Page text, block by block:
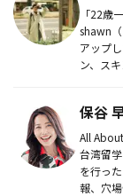
「22歳
shawn
アップ
ン、ス
保谷
All
台湾留
を行っ
報、穴